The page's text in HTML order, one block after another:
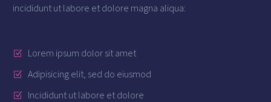
incididunt ut labore et dolore magna aliqua:
Lorem ipsum dolor sit amet
Adipisicing elit, sed do eiusmod
Incididunt ut labore et dolore